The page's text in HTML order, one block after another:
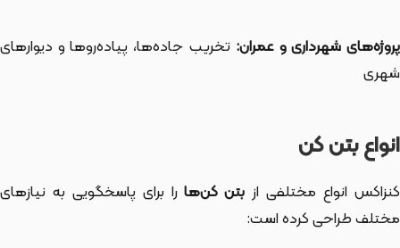
پروژه‌های شهرداری و عمران: تخریب جاده‌ها، پیاده‌روها و دیوارهای
شهری
انواع بتن کن
کنزاکس انواع مختلفی از بتن کن‌ها را برای پاسخگویی به نیازهای
مختلف طراحی کرده است: